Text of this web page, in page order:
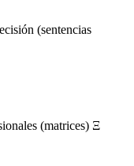
(sentencias
(matrices) Ξ